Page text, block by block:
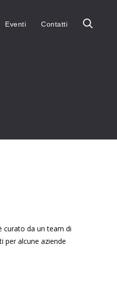
Eventi Contatti
curato da un team di
per alcune aziende